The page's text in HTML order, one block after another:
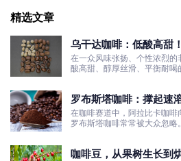
精选文章
乌干达咖啡：低酸高甜
粮豆
在一众风味张扬、个性浓烈
酸高甜、醇厚丝滑、平衡耐喝
罗布斯塔咖啡：撑起速
在咖啡赛道中，阿拉比卡咖
罗布斯塔咖啡常常被大众忽略。
咖啡豆，从果树生长到